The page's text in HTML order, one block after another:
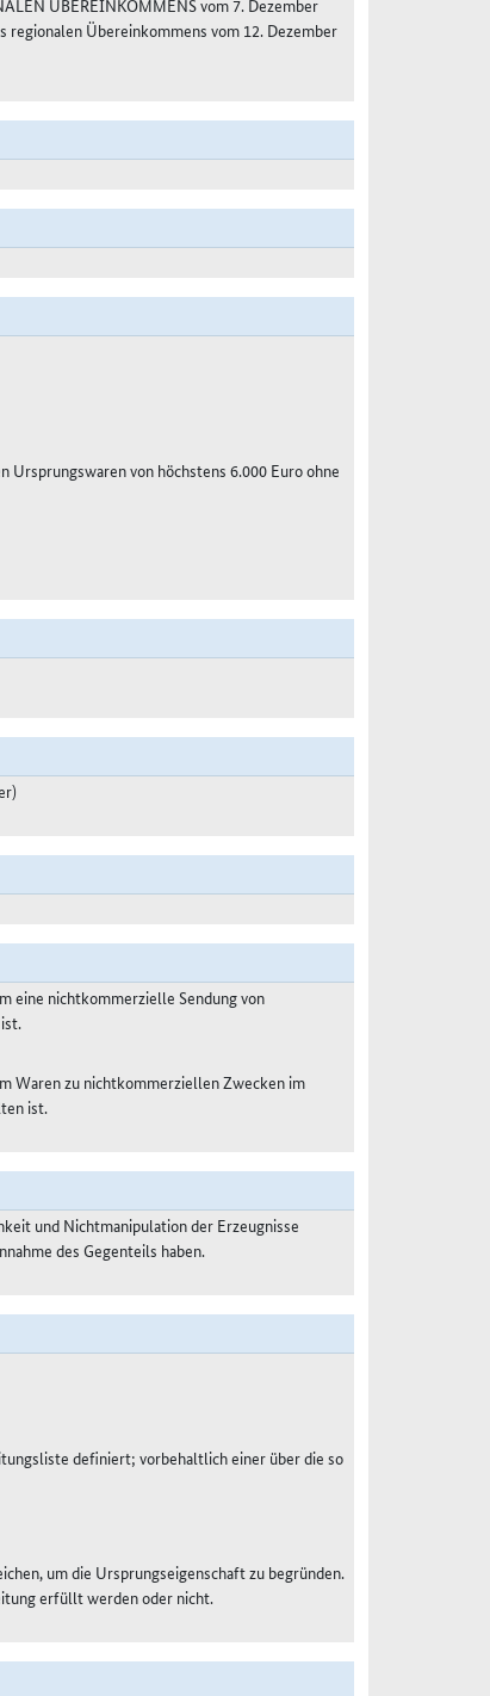
ÜBEREINKOMMENS vom 7. Dezember
regionalen Übereinkommens vom 12. Dezember
von höchstens 6.000 Euro ohne
eine nichtkommerzielle Sendung von
Waren zu nichtkommerziellen Zwecken im
ist.
und Nichtmanipulation der Erzeugnisse
des Gegenteils haben.
definiert; vorbehaltlich einer über die so
um die Ursprungseigenschaft zu begründen.
erfüllt werden oder nicht.